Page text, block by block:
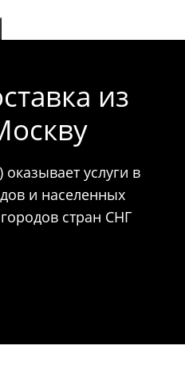
из
услуги в
и населенных
стран СНГ